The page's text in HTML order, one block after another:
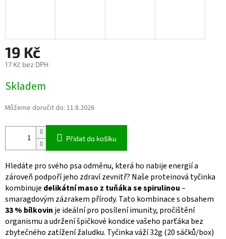
19 Kč
17 Kč bez DPH
cena:
Skladem
Můžeme doručit do: 11.8.2026
Přidat do košíku
Hledáte pro svého psa odměnu, která ho nabije energií a
zároveň podpoří jeho zdraví zevnitř? Naše proteinová tyčinka
kombinuje delikátní maso z tuňáka se spirulinou–
smaragdovým zázrakem přírody. Tato kombinace s obsahem
33 % bílkovinje ideální pro posílení imunity, pročištění
organismu a udržení špičkové kondice vašeho parťáka bez
zbytečného zatížení žaludku. Tyčinka váží 32g (20 sáčků/box)